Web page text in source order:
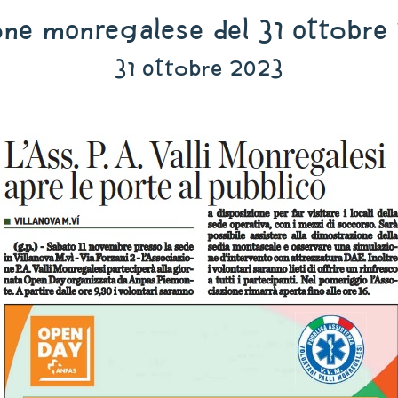
Monregalese del 31 ottobre
31 ottobre 2023